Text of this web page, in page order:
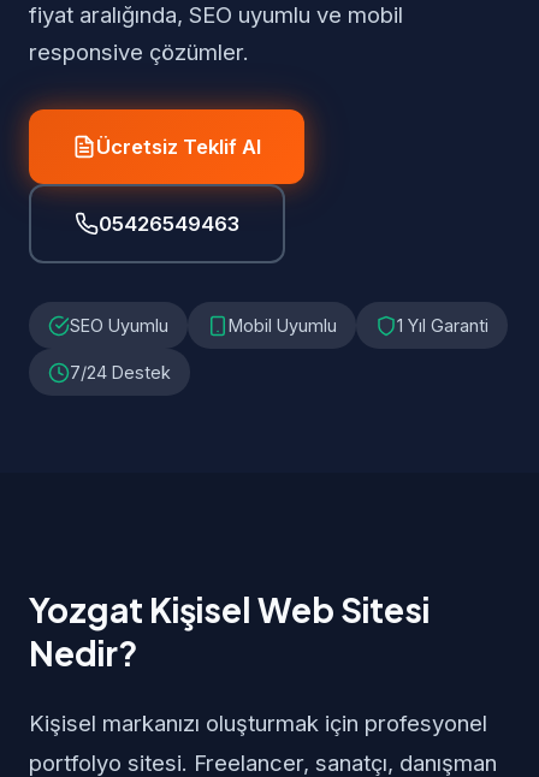
fiyat aralığında, SEO uyumlu ve mobil
responsive çözümler.
Ücretsiz Teklif Al
05426549463
SEO Uyumlu Mobil Uyumlu 1 Yıl Garanti
7/24 Destek
Yozgat Kişisel Web Sitesi
Nedir?
Kişisel markanızı oluşturmak için profesyonel
portfolyo sitesi. Freelancer, sanatçı, danışman